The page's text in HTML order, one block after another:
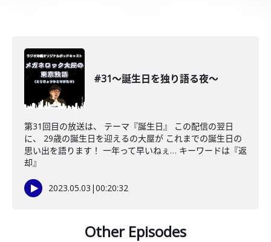
#31〜誕生日を独り語る夜〜
第31回目の放送は、 テーマ『誕生日』 この配信の翌日
に、 29歳の誕生日を迎えるの大屋が これまでの誕生日の
思い出を語ります！ 一年って早いねぇ… キーワードは『返
却』
2023.05.03 |00:20:32
Other Episodes